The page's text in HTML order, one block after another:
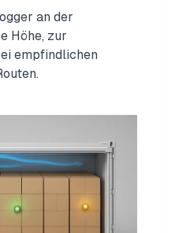
an der
Höhe, zur
empfindlichen